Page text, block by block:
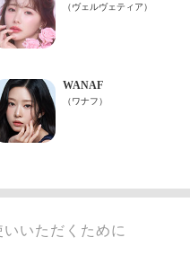
いただくために